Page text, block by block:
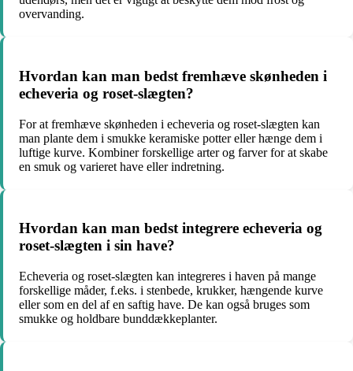
overvanding.
Hvordan kan man bedst fremhæve skønheden i
echeveria og roset-slægten?
For at fremhæve skønheden i echeveria og roset-slægten kan
man plante dem i smukke keramiske potter eller hænge dem i
luftige kurve. Kombiner forskellige arter og farver for at skabe
en smuk og varieret have eller indretning.
Hvordan kan man bedst integrere echeveria og
roset-slægten i sin have?
Echeveria og roset-slægten kan integreres i haven på mange
forskellige måder, f.eks. i stenbede, krukker, hængende kurve
eller som en del af en saftig have. De kan også bruges som
smukke og holdbare bunddækkeplanter.